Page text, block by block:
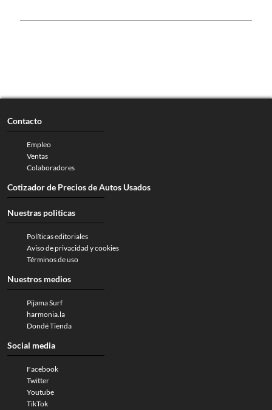
Contacto
Empleo
Ventas
Colaboradores
Cotizador de Precios de Autos Usados
Nuestras politicas
Políticas editoriales
Aviso de privacidad y cookies
Términos de uso
Nuestros medios
Pijama Surf
harmonia.la
Dondé Tienda
Social media
Facebook
Twitter
Youtube
TikTok